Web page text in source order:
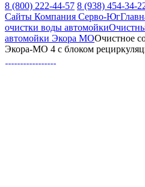
8 (800) 222-44-57 8 (938) 454-34-
Сайты Компания Серво-Юг
очистки воды автомойки
автомойки Экора МООчистное
Экора-МО 4 с блоком